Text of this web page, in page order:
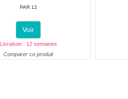
PAR 12
Voir
Livraison : 12 semaines
Comparer ce produit